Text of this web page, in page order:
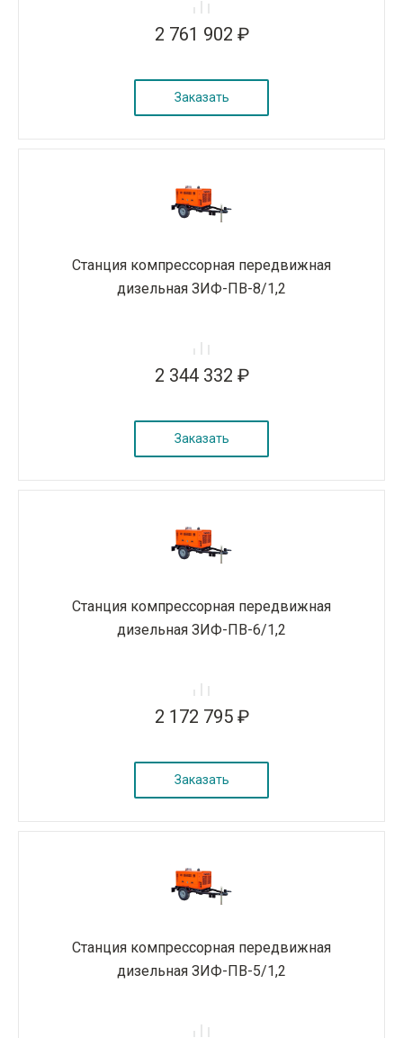
2 761 902 ₽
Заказать
Станция компрессорная передвижная
дизельная ЗИФ-ПВ-8/1,2
2 344 332 ₽
Заказать
Станция компрессорная передвижная
дизельная ЗИФ-ПВ-6/1,2
2 172 795 ₽
Заказать
Станция компрессорная передвижная
дизельная ЗИФ-ПВ-5/1,2